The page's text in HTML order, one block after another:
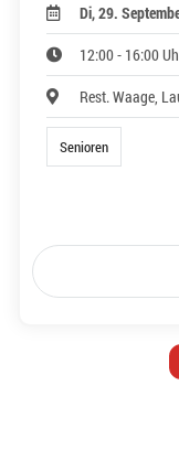
Di, 29.
12:00 - 16:00
Rest. Waage,
Senioren